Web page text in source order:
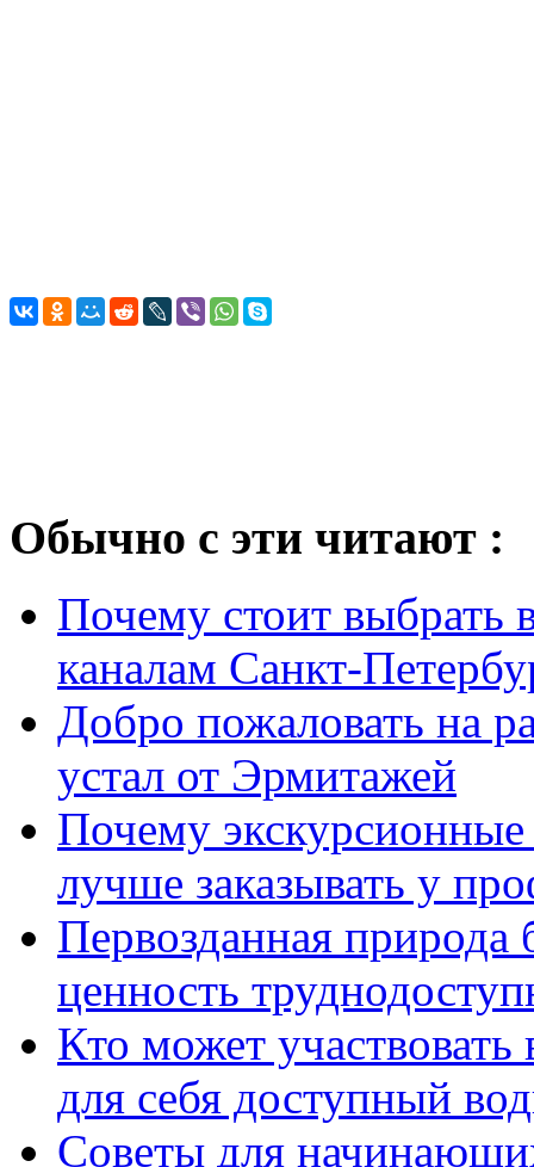
Обычно с эти читают :
Почему стоит выбрать
каналам Санкт-
Добро пожаловать на
устал от Эрмитажей
Почему
лучше заказывать у
Первозданная природа
ценность
Кто может
для себя доступный
Советы для